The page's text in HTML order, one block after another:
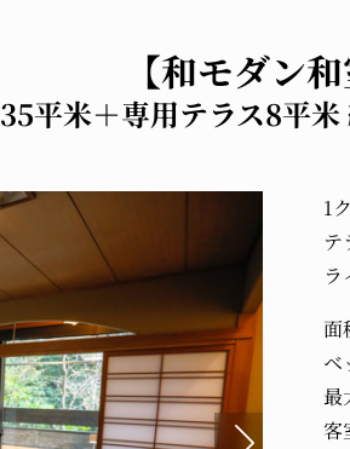
【和モダン和
35平米＋専用テラス8平
1
テ
面
ベ
最
客